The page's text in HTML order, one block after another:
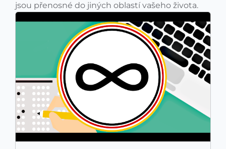
jsou přenosné do jiných oblastí vašeho života.